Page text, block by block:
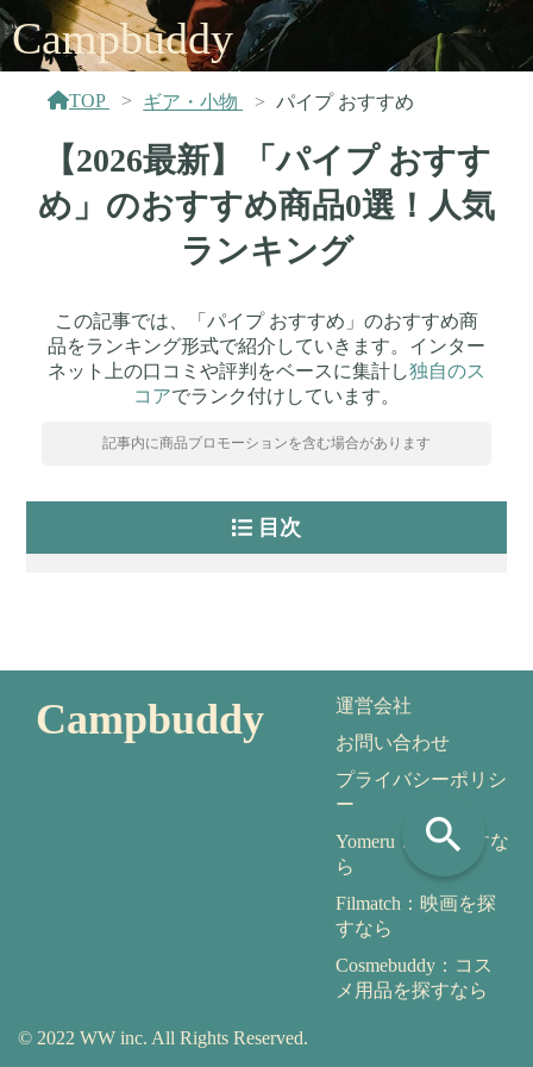
Campbuddy
TOP ギア・小物 パイプ おすすめ
【2026最新】「パイプ おすす
め」のおすすめ商品0選！人気
ランキング
この記事では、「パイプ おすすめ」のおすすめ商
品をランキング形式で紹介していきます。インター
ネット上の口コミや評判をベースに集計し独自のス
コアでランク付けしています。
記事内に商品プロモーションを含む場合があります
目次
search
Campbuddy
運営会社
お問い合わせ
プライバシーポリシ
ー
Yomeru：本を探すな
ら
Filmatch：映画を探
すなら
Cosmebuddy：コス
メ用品を探すなら
© 2022 WW inc. All Rights Reserved.